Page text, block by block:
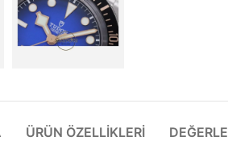
ÜRÜN ÖZELLIKLERI